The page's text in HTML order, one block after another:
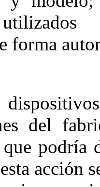
forma
del
que podría
acción